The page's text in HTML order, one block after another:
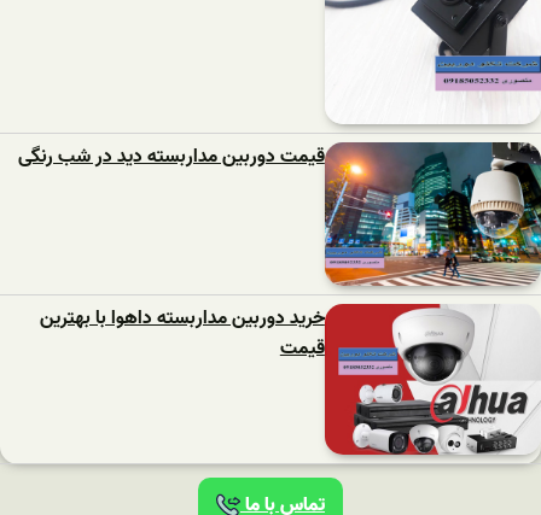
قیمت دوربین مداربسته دید در شب رنگی
خرید دوربین مداربسته داهوا با بهترین
قیمت
تماس با ما